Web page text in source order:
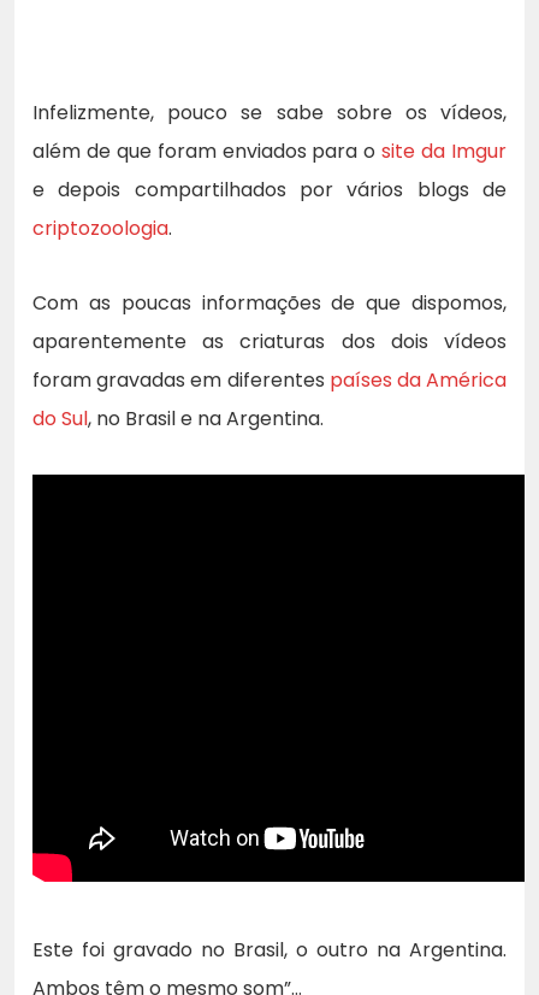
Infelizmente, pouco se sabe sobre os vídeos,
além de que foram enviados para osite da Imgur
e depois compartilhados por vários blogs de
criptozoologia.
Com as poucas informações de que dispomos,
aparentemente as criaturas dos dois vídeos
foram gravadas em diferentes países da América
do Sul, no Brasil e na Argentina.
Este foi gravado no Brasil, o outro na Argentina.
Ambos têm o mesmo som”…